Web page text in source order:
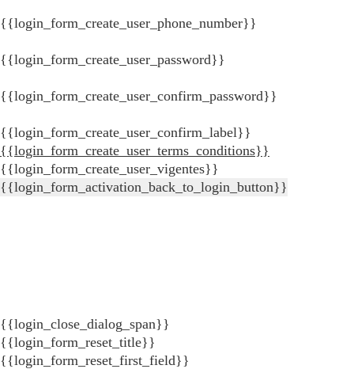
{{login_form_create_user_phone_number}}
{{login_form_create_user_password}}
{{login_form_create_user_confirm_password}}
{{login_form_create_user_confirm_label}}
{{login_form_create_user_terms_conditions}}
{{login_form_create_user_vigentes}}
{{login_form_activation_back_to_login_button}}
{{login_close_dialog_span}}
{{login_form_reset_title}}
{{login_form_reset_first_field}}